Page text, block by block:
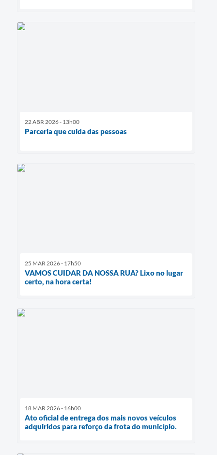
22 ABR 2026 - 13h00
Parceria que cuida das pessoas
25 MAR 2026 - 17h50
VAMOS CUIDAR DA NOSSA RUA? Lixo no lugar
certo, na hora certa!
18 MAR 2026 - 16h00
Ato oficial de entrega dos mais novos veículos
adquiridos para reforço da frota do município.